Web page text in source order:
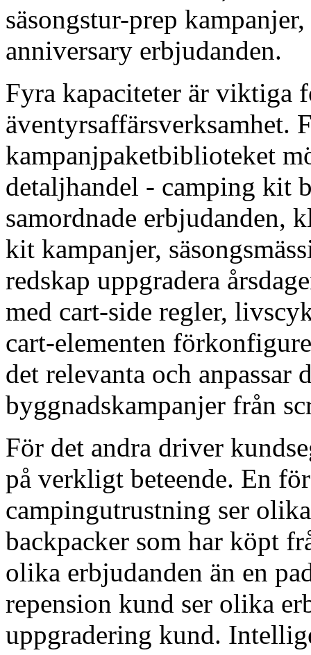
säsongstur-prep
anniversary erbjudanden.
Fyra kapaciteter är viktiga
äventyrsaffärsverksamhet.
kampanjpaketbiblioteket
detaljhandel - camping kit
samordnade erbjudanden,
kit kampanjer,
redskap uppgradera
med cart-side regler,
cart-elementen
det relevanta och
byggnadskampanjer från
För det andra driver
på verkligt beteende. En
campingutrustning ser
backpacker som har köpt
olika erbjudanden än en
repension kund ser olika
uppgradering kund.